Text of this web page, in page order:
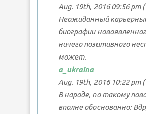
Aug. 19th, 2016 09:56 pm
Неожиданный
биографии
ничего позитивного
может.
a_ukraina
Aug. 19th, 2016 10:22 pm
В народе, по такому
вполне обоснованно: